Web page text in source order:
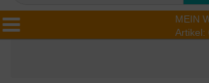
MEIN
Artikel: